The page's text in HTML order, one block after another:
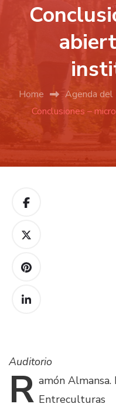
Home Agenda del
Conclusiones –
Auditorio
R amón
Entreculturas